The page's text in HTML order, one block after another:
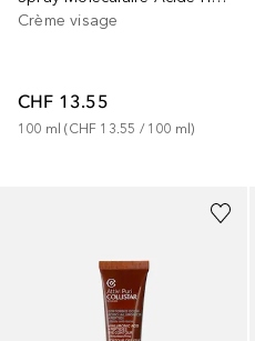
Crème visage
CHF 13.55
100 ml (CHF 13.55 / 100 ml)